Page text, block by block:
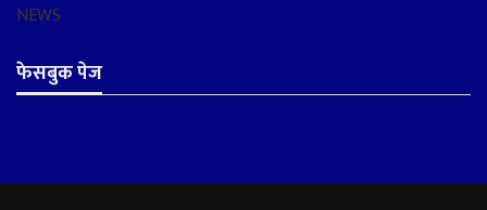
NEWS
फेसबुक पेज